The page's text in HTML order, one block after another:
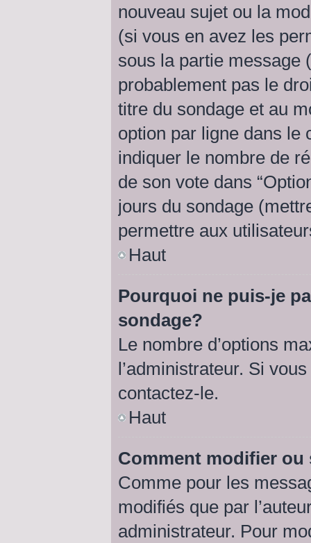
nouveau sujet ou la
(si vous en avez les
sous la partie message
probablement pas le
titre du sondage et au
option par ligne dans le
indiquer le nombre de
de son vote dans
jours du sondage
permettre aux
Haut
Pourquoi ne puis-je
sondage?
Le nombre d’options
l’administrateur. Si
contactez-le.
Haut
Comment modifier
Comme pour les
modifiés que par
administrateur. Pour